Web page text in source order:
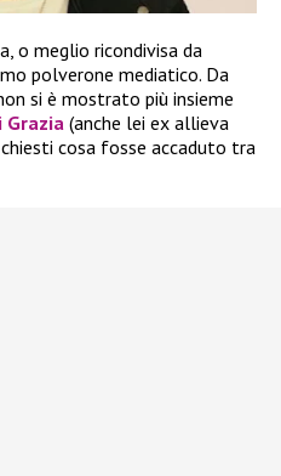
o meglio ricondivisa da
polverone mediatico. Da
si è mostrato più insieme
Grazia (anche lei ex allieva
cosa fosse accaduto tra